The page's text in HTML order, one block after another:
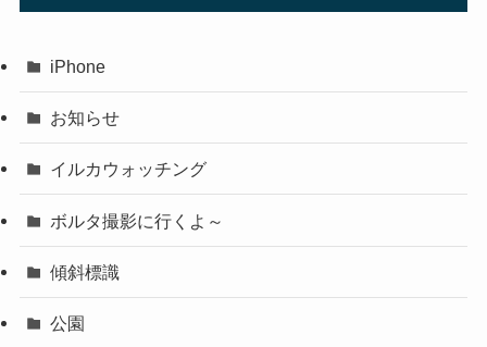
iPhone
お知らせ
イルカウォッチング
ボルタ撮影に行くよ～
傾斜標識
公園